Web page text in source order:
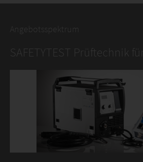
Angebotsspektrum
SAFETYTEST Prüftechnik